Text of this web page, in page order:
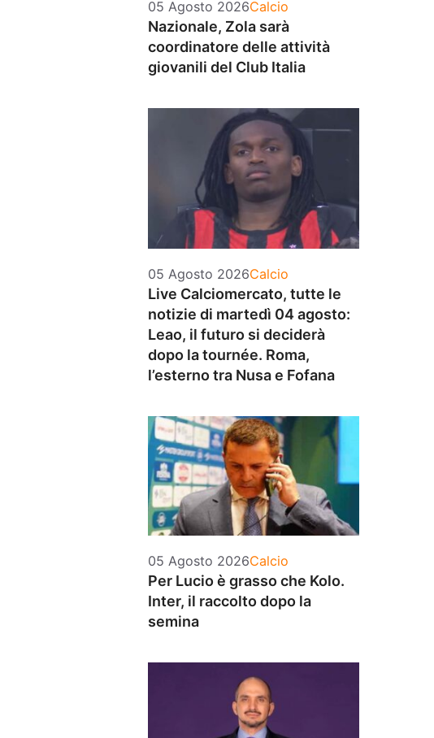
05 Agosto 2026Categorie
Calcio
Nazionale, Zola sarà
coordinatore delle attività
giovanili del Club Italia
05 Agosto 2026Categorie
Calcio
Live Calciomercato, tutte le
notizie di martedì 04 agosto:
Leao, il futuro si deciderà
dopo la tournée. Roma,
l’esterno tra Nusa e Fofana
05 Agosto 2026Categorie
Calcio
Per Lucio è grasso che Kolo.
Inter, il raccolto dopo la
semina